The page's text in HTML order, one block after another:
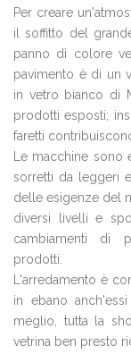
Per creare
il soffitto del
panno di colore
pavimento è di un
in vetro bianco di
prodotti esposti;
faretti
Le macchine
sorretti da leggeri
delle esigenze del
diversi livelli e
cambiamenti di
prodotti.
L'arredamento è
in ebano
meglio, tutta la
vetrina ben presto